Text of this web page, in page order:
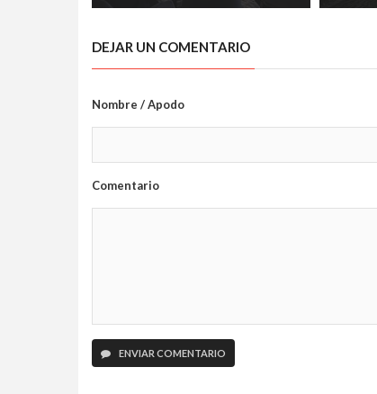
sobre pensamiento crítico y
DEJAR UN COMENTARIO
Nombre / Apodo
Comentario
ENVIAR COMENTARIO